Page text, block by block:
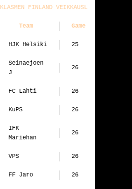
KLASMEN FINLAND VEIKKAUSLIIGA
Team Game
HJK Helsiki 25
Seinaejoen
J
26
FC Lahti 26
KuPS 26
IFK
Mariehan
26
VPS 26
FF Jaro 26